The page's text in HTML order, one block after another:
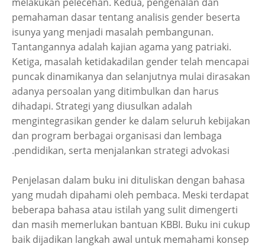
pemahaman dasar tentang analisis gender beserta
isunya yang menjadi masalah pembangunan.
Tantangannya adalah kajian agama yang patriaki.
Ketiga, masalah ketidakadilan gender telah mencapai
puncak dinamikanya dan selanjutnya mulai dirasakan
adanya persoalan yang ditimbulkan dan harus
dihadapi. Strategi yang diusulkan adalah
mengintegrasikan gender ke dalam seluruh kebijakan
dan program berbagai organisasi dan lembaga
pendidikan, serta menjalankan strategi advokasi.
Penjelasan dalam buku ini dituliskan dengan bahasa
yang mudah dipahami oleh pembaca. Meski terdapat
beberapa bahasa atau istilah yang sulit dimengerti
dan masih memerlukan bantuan KBBI. Buku ini cukup
baik dijadikan langkah awal untuk memahami konsep